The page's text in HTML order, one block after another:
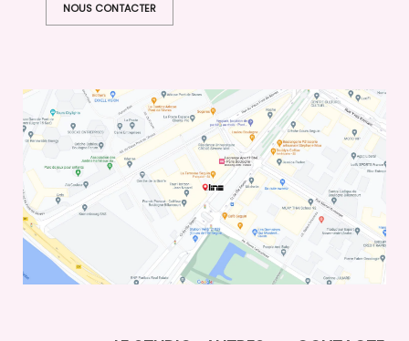
NOUS CONTACTER